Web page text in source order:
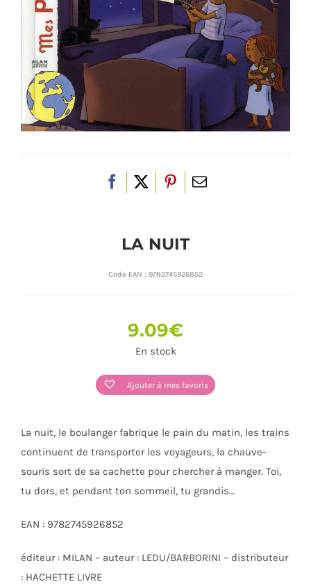
LA NUIT
Code EAN : 9782745926852
9.09€
En stock
Ajouter à mes favoris
La nuit, le boulanger fabrique le pain du matin, les trains
continuent de transporter les voyageurs, la chauve-
souris sort de sa cachette pour chercher à manger. Toi,
tu dors, et pendant ton sommeil, tu grandis…
EAN : 9782745926852
éditeur : MILAN – auteur : LEDU/BARBORINI – distributeur
: HACHETTE LIVRE